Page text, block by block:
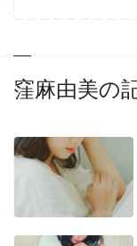
窪麻由美の